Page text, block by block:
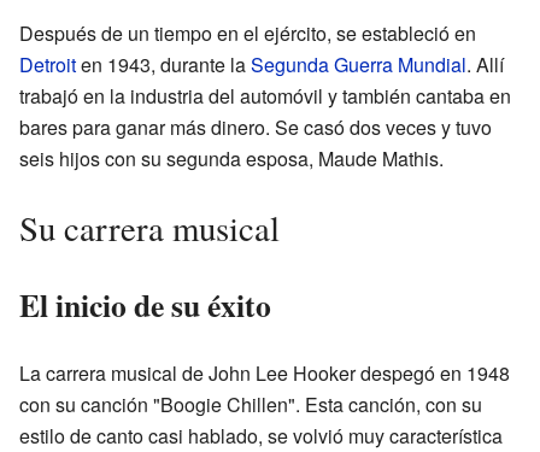
Después de un tiempo en el ejército, se estableció en
Detroiten 1943, durante laSegunda Guerra Mundial. Allí
trabajó en la industria del automóvil y también cantaba en
bares para ganar más dinero. Se casó dos veces y tuvo
seis hijos con su segunda esposa, Maude Mathis.
Su carrera musical
El inicio de su éxito
La carrera musical de John Lee Hooker despegó en 1948
con su canción "Boogie Chillen". Esta canción, con su
estilo de canto casi hablado, se volvió muy característica